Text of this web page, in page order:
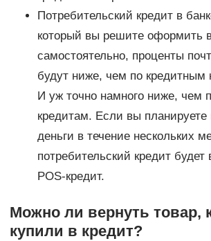
Потребительский кредит в
который вы решите оформить
самостоятельно, проценты
будут ниже, чем по кредитным
И уж точно намного ниже, чем
кредитам. Если вы планируете
деньги в течение нескольких
потребительский кредит
POS-кредит.
Можно ли вернуть товар,
купили в кредит?